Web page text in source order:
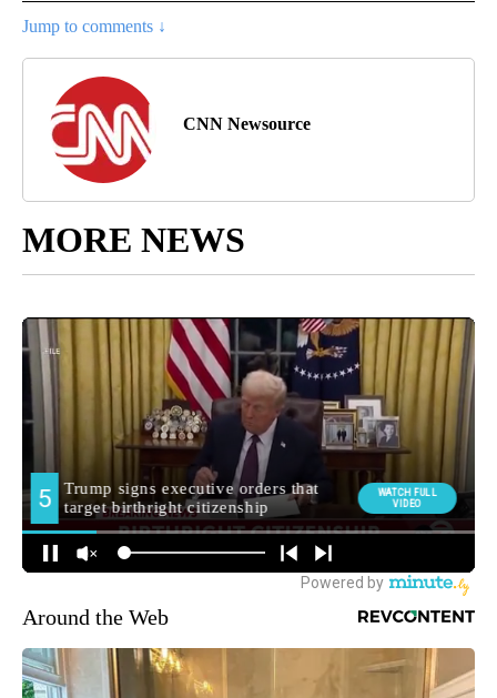
Jump to comments ↓
CNN Newsource
MORE NEWS
Around the Web